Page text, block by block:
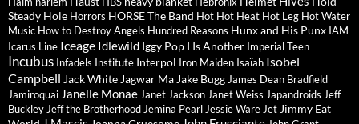
Steady Hole Horrors HORSE The Band Hot Hot Heat Hot Leg Hot Water
Music How to Destroy Angels Hundred Reasons Hunx and His Punx IAM
Icarus Line Iceage Idlewild Iggy Pop I Is Another Imperial Teen
Incubus Infadels Institute Interpol Iron Maiden Isaïah Isobel
Campbell Jack White Jagwar Ma Jake Bugg James Dean Bradfield
Jamiroquai Janelle Monae Janet Jackson Janet Weiss Japandroids Jeff
Buckley Jeff the Brotherhood Jemina Pearl Jessie Ware Jet Jimmy Eat